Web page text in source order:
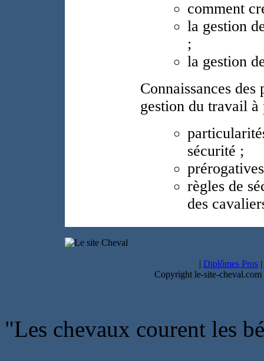
comment
la gestion
;
la gestion
Connaissances
gestion du travail à
sécurité ;
règles de
des
| Diplômes Pros|
Copyright le-site-
"Les chevaux courent les